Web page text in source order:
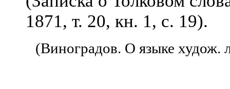
1871, т. 20, кн. 1, с. 19).
(Виноградов. О языке худож.